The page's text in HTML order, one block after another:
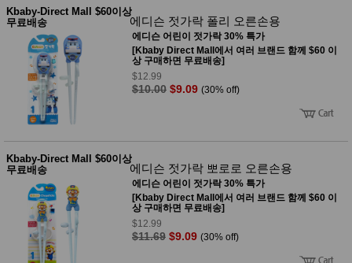
건조식
품
농산품
놀이방
매트
DVD
유아 보
드(칠
판)
유아 이
유식
아기띠/
외출용
건강/미
용/식기
용품
Kbaby-Direct Mall $60이상
무료배송
에디슨 젓가락 폴리 오른손용
에디슨 어린이 젓가락 30% 특가
[Kbaby Direct Mall에서 여러 브랜드 함께 $60 이
상 구매하면 무료배송]
$12.99
$10.00 $9.09 (30% off)
Kbaby-Direct Mall $60이상
무료배송
에디슨 젓가락 뽀로로 오른손용
에디슨 어린이 젓가락 30% 특가
[Kbaby Direct Mall에서 여러 브랜드 함께 $60 이
상 구매하면 무료배송]
$12.99
$11.69 $9.09 (30% off)